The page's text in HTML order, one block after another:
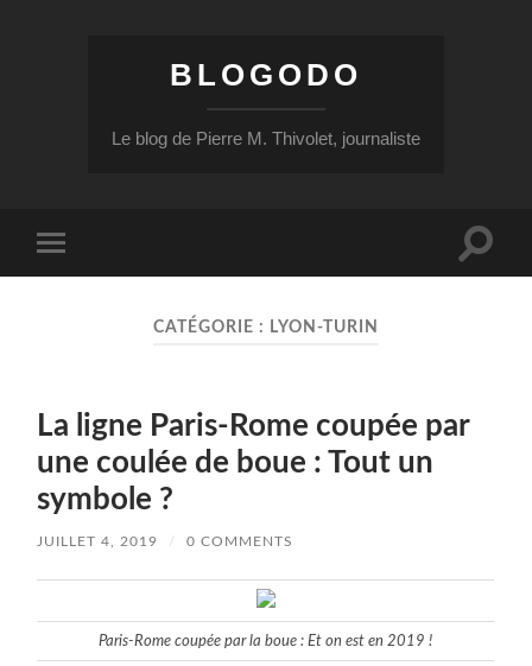
BLOGODO
Le blog de Pierre M. Thivolet, journaliste
mobile
Toggle
CATÉGORIE : LYON-TURIN
La ligne Paris-Rome coupée par
une coulée de boue : Tout un
symbole ?
JUILLET 4, 2019 / 0 COMMENTS
Paris-Rome coupée par la boue : Et on est en 2019 !